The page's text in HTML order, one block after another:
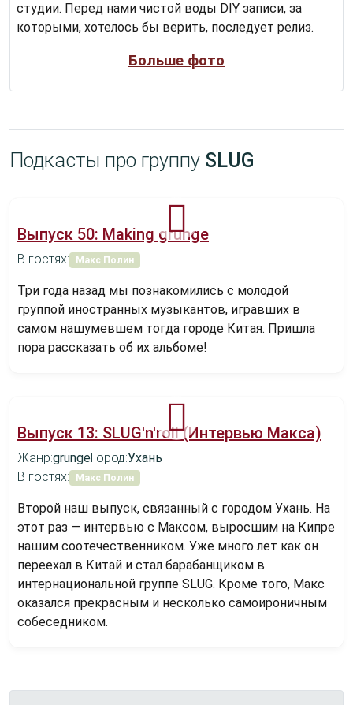
студии. Перед нами чистой воды DIY записи, за
которыми, хотелось бы верить, последует релиз.
Больше фото
Подкасты про группу SLUG
Выпуск 50: Making grunge
В гостях: Макс Полин
Три года назад мы познакомились с молодой
группой иностранных музыкантов, игравших в
самом нашумевшем тогда городе Китая. Пришла
пора рассказать об их альбоме!
Выпуск 13: SLUG'n'roll (Интервью Макса)
Жанр:grungeГород:Ухань
В гостях:
Макс Полин
Второй наш выпуск, связанный с городом Ухань. На
этот раз — интервью с Максом, выросшим на Кипре
нашим соотечественником. Уже много лет как он
переехал в Китай и стал барабанщиком в
интернациональной группе SLUG. Кроме того, Макс
оказался прекрасным и несколько самоироничным
собеседником.